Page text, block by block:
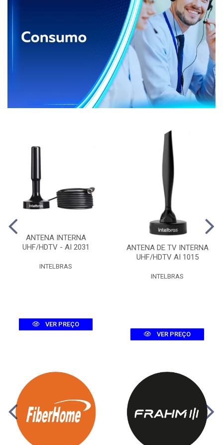
ANTENA INTERNA
UHF/HDTV - AI 2031
INTELBRAS
VER PREÇO
ANTENA DE TV INTERNA
UHF/HDTV AI 1015
INTELBRAS
VER PREÇO